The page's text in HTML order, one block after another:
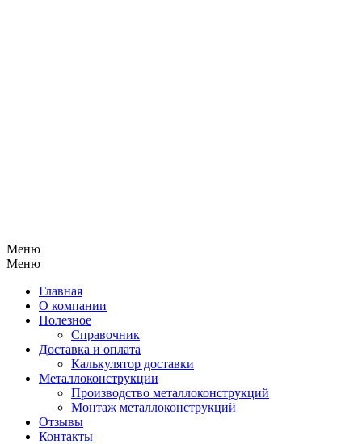
Меню
Меню
Главная
О компании
Полезное
Справочник
Доставка и оплата
Калькулятор доставки
Металлоконструкции
Производство металлоконструкций
Монтаж металлоконструкций
Отзывы
Контакты